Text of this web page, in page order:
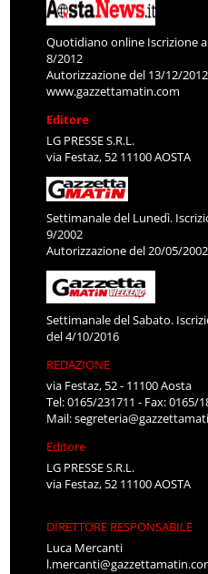
Quotidiano online Iscrizione
8/2012
Autorizzazione del 13/12/2012
www.gazzettamatin.com
Editore
LG PRESSE S.R.L.
via Festaz, 52 11100 AOSTA
Settimanale del Lunedì.
9/2002
Autorizzazione del 20/05/2002
Settimanale del Sabato.
del 4/10/2016
REDAZIONE
via Festaz, 52 - 11100 Aosta
Tel: 0165/231711 - Fax: 0165/
Mail:
Editore
LG PRESSE S.R.L.
via Festaz, 52 11100 AOSTA
DIRETTORE RESPONSABILE
Luca Mercanti